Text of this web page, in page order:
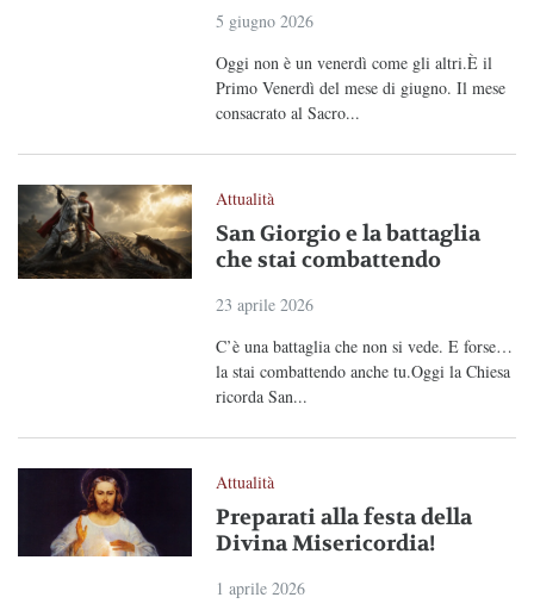
5 giugno 2026
Oggi non è un venerdì come gli altri.È il
Primo Venerdì del mese di giugno. Il mese
consacrato al Sacro...
Attualità
San Giorgio e la battaglia
che stai combattendo
23 aprile 2026
C’è una battaglia che non si vede. E forse…
la stai combattendo anche tu.Oggi la Chiesa
ricorda San...
Attualità
Preparati alla festa della
Divina Misericordia!
1 aprile 2026